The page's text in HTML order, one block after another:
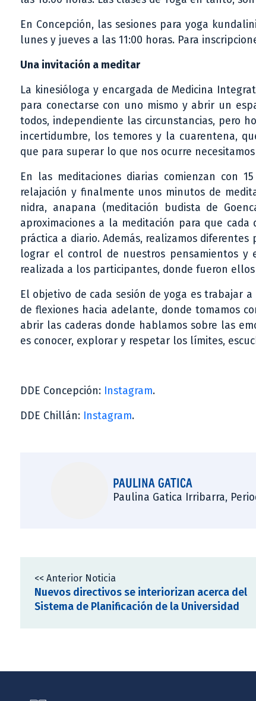
En Concepción, las sesiones para yoga
lunes y jueves a las 11:00 horas. Para
Una invitación a meditar
La kinesióloga y encargada de Medicina
para conectarse con uno mismo y abrir un
todos, independiente las circunstancias, pero
incertidumbre, los temores y la cuarentena,
que para superar lo que nos ocurre
En las meditaciones diarias comienzan con
relajación y finalmente unos minutos de
nidra, anapana (meditación budista de
aproximaciones a la meditación para que
práctica a diario. Además, realizamos
lograr el control de nuestros pensamientos y
realizada a los participantes, donde fueron
El objetivo de cada sesión de yoga es trabajar
de flexiones hacia adelante, donde tomamos
abrir las caderas donde hablamos sobre las
es conocer, explorar y respetar los límites,
DDE Concepción: Instagram.
DDE Chillán: Instagram.
PAULINA GATICA
Paulina Gatica Irribarra,
<< Anterior Noticia
Nuevos directivos se interiorizan acerca del
Sistema de Planificación de la Universidad